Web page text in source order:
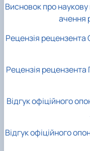
Висновок про
ачення
Рецензія
Рецензія
Відгук офіційного
Відгук офіційного